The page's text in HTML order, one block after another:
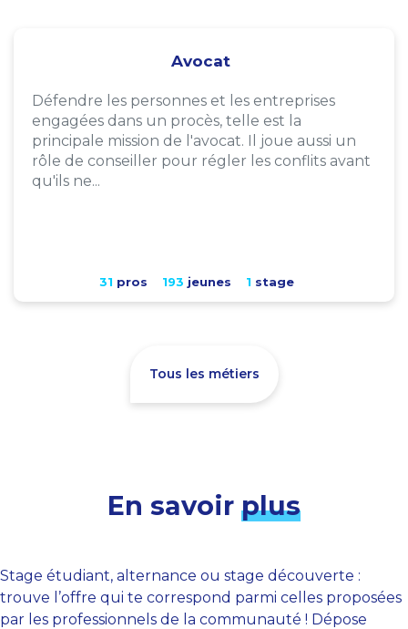
Avocat
Défendre les personnes et les entreprises
engagées dans un procès, telle est la
principale mission de l'avocat. Il joue aussi un
rôle de conseiller pour régler les conflits avant
qu'ils ne...
31 pros 193 jeunes 1 stage
Tous les métiers
En savoir plus
Stage étudiant, alternance ou stage découverte :
trouve l’offre qui te correspond parmi celles proposées
par les professionnels de la communauté ! Dépose